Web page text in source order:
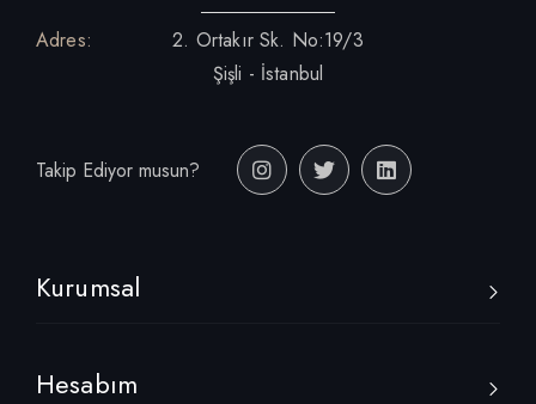
Adres:
2. Ortakır Sk. No:19/3
Şişli - İstanbul
Takip Ediyor musun?
Kurumsal
Hesabım